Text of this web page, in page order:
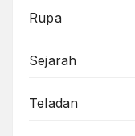
Rupa
Sejarah
Teladan